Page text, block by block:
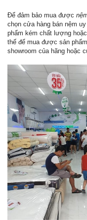
Để đảm bảo mua được
chọn cửa hàng bán nệm
phẩm kém chất lượng
thế để mua được sản
showroom của hãng hoặc